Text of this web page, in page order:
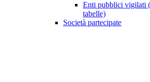
Enti pubblici vigilati
tabelle)
Società partecipate